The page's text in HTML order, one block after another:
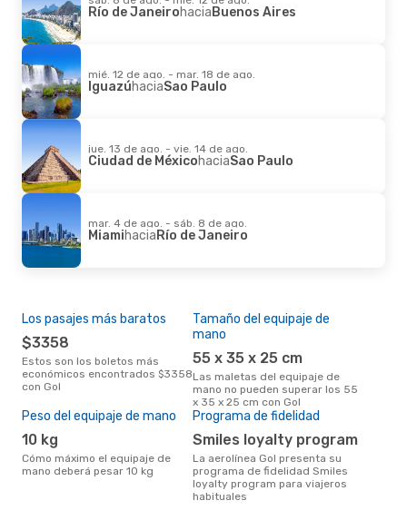
Río de JaneirohaciaBuenos Aires
mié. 12 de ago. - mar. 18 de ago.
IguazúhaciaSao Paulo
jue. 13 de ago. - vie. 14 de ago.
Ciudad de MéxicohaciaSao Paulo
mar. 4 de ago. - sáb. 8 de ago.
MiamihaciaRío de Janeiro
Los pasajes más baratos
$3358
Estos son los boletos más
económicos encontrados $3358
con Gol
Tamaño del equipaje de
mano
55 x 35 x 25 cm
Las maletas del equipaje de
mano no pueden superar los 55
x 35 x 25 cm con Gol
Peso del equipaje de mano
10 kg
Cómo máximo el equipaje de
mano deberá pesar 10 kg
Programa de fidelidad
Smiles loyalty program
La aerolínea Gol presenta su
programa de fidelidad Smiles
loyalty program para viajeros
habituales